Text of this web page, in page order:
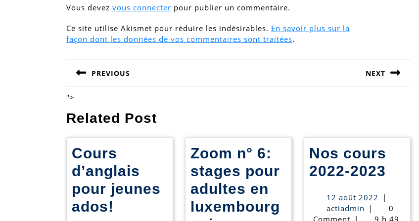
Vous devez vous connecter pour publier un commentaire.
Ce site utilise Akismet pour réduire les indésirables. En savoir plus sur la
façon dont les données de vos commentaires sont traitées.
de
l’article
PREVIOUS
post:
NEXT
">
Related Post
Cours
d’anglais
pour jeunes
ados!
Zoom n° 6:
stages pour
adultes en
luxembourg
Nos cours
2022-2023
2022-
12 août 2022 12
août
2022
|
actiadmin actiadmin
|
0